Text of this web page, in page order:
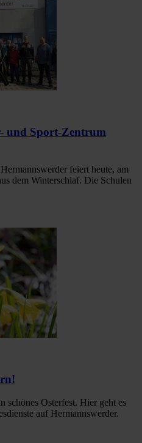
und Sport-Zentrum
feiert heute, am
dem Winterschlaf. Die Schulen
schönes Osterfest. Hier geht es
auf Hermannswerder.